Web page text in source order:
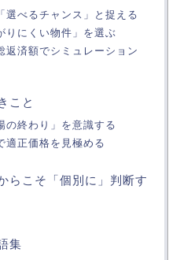
選べるチャンス」と捉える
りにくい物件」を選ぶ
返済額でシミュレーション
こと
の終わり」を意識する
適正価格を見極める
らこそ「個別に」判断す
集